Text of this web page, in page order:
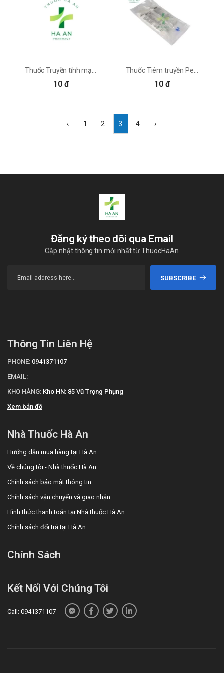
gia cầm (thịt gà, ức gà...), đậu nành và các sản phẩm từ
sữa, các loại ngũ cốc nguyên hạt.
10 đ 10 đ
‹ 1 2 3 4 ›
Đăng ký theo dõi qua Email
Cập nhật thông tin mới nhất từ ThuocHaAn
SUBSCRIBE
Thông Tin Liên Hệ
PHONE: 0941371107
EMAIL:
KHO HÀNG: Kho HN: 85 Vũ Trọng Phụng
Xem bản đồ
Nhà Thuốc Hà An
Hướng dẫn mua hàng tại Hà An
Về chúng tôi - Nhà thuốc Hà An
Chính sách bảo mật thông tin
Chính sách vận chuyển và giao nhận
Hình thức thanh toán tại Nhà thuốc Hà An
Chính sách đổi trả tại Hà An
Chính Sách
Kết Nối Với Chúng Tôi
Call: 0941371107